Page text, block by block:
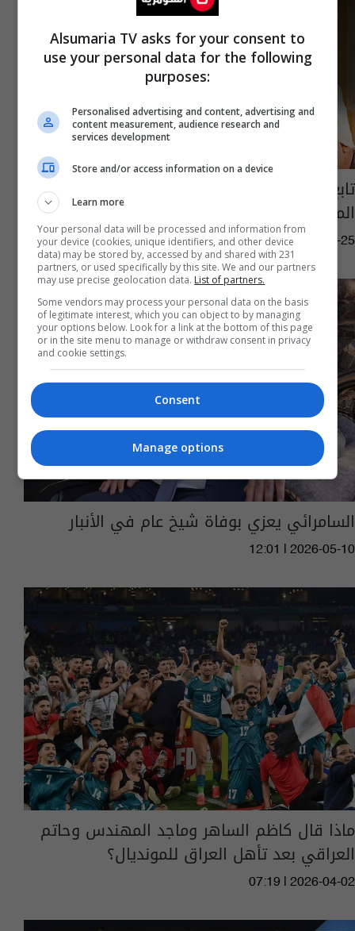
تابع فلم "برشامة" في العراق على تطبيق
المنصة الآن
15:00 | 2026-05-25
السامرائي يعزي بوفاة شيخ عام في الأنبار
12:01 | 2026-05-10
ماذا قال كاظم الساهر وماجد المهندس وحاتم
العراقي بعد تأهل العراق للمونديال؟
07:19 | 2026-04-02
Alsumaria TV asks for your consent to
use your personal data for the following
purposes:
Personalised advertising and content, advertising and
content measurement, audience research and
services development
Store and/or access information on a device
Learn more
Your personal data will be processed and information from
your device (cookies, unique identifiers, and other device
data) may be stored by, accessed by and shared with 231
partners, or used specifically by this site. We and our partners
may use precise geolocation data. List of partners.
Some vendors may process your personal data on the basis
of legitimate interest, which you can object to by managing
your options below. Look for a link at the bottom of this page
or in the site menu to manage or withdraw consent in privacy
and cookie settings.
Consent
Manage options